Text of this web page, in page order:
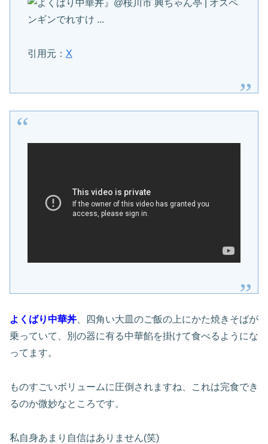
引用元： X
よくばり中華丼 、四角い大皿のご飯の上にかた焼きそばが
乗っていて、別の器に有る中華餡を掛けて食べるようにな
ってます。
ものすごいボリュームに圧倒されますね、これは完食でき
るのか微妙なところです。
私自身あまり自信はありません(笑)